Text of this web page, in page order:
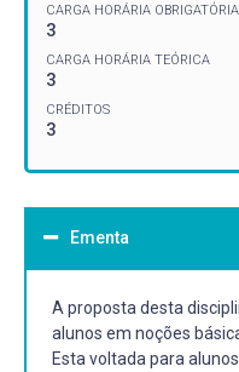
CARGA HORÁRIA OBRIGATÓRIA
3
CARGA HORÁRIA TEÓRICA
3
CRÉDITOS
3
Ementa
A proposta desta
alunos em noções
Esta voltada para